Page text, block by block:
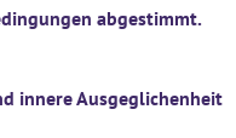
abgestimmt.
innere Ausgeglichenheit